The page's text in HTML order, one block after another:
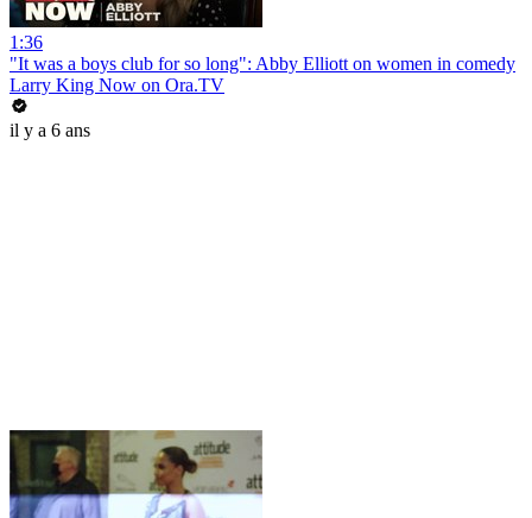
1:36
"It was a boys club for so long": Abby Elliott on women in comedy
Larry King Now on Ora.TV
il y a 6 ans